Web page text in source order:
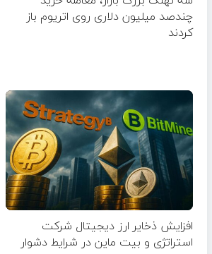
چندصد میلیون دلاری روی اتریوم باز
کردند
افزایش ذخایر ارز دیجیتال شرکت
استراتژی و بیت ماین در شرایط دشوار